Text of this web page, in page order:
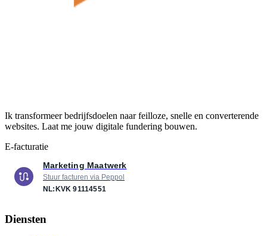
Ik transformeer bedrijfsdoelen naar feilloze, snelle en converterende
websites. Laat me jouw digitale fundering bouwen.
E-facturatie
Marketing Maatwerk
Stuur facturen via Peppol
NL:KVK 91114551
Diensten